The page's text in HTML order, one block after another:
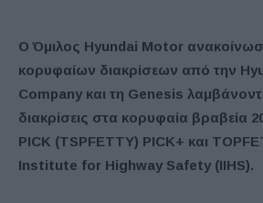
Ο Όμιλος Hyundai Motor
κορυφαίων διακρίσεων από την
Company και τη Genesis
διακρίσεις στα κορυφαία βραβεία
PICK (TSPFETTY) PICK+ και
Institute for Highway Safety (IIHS).